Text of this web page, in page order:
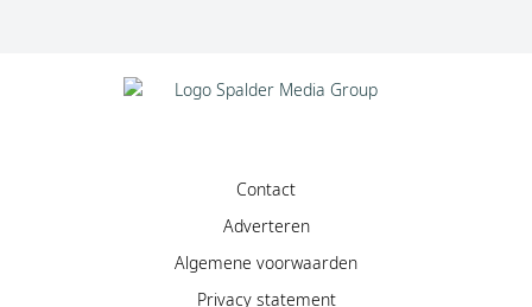
Contact
Adverteren
Algemene voorwaarden
Privacy statement